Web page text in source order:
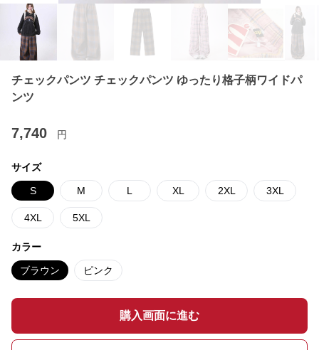
チェックパンツ チェックパンツ ゆったり格子柄ワイドパ
ンツ
7,740 円
サイズ
S M L XL 2XL 3XL
4XL 5XL
カラー
ブラウン ピンク
購入画面に進む